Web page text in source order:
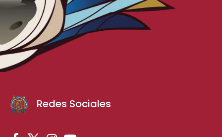
Redes Sociales